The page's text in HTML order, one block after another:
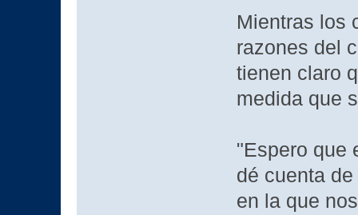
Mientras los
razones del
tienen claro
medida que
"Espero que
dé cuenta
en la que